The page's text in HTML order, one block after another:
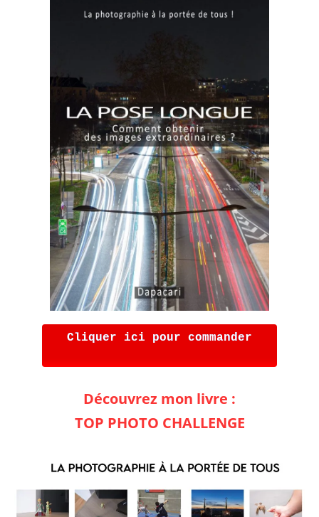
Cliquer ici pour commander
Découvrez mon livre :
TOP PHOTO CHALLENGE